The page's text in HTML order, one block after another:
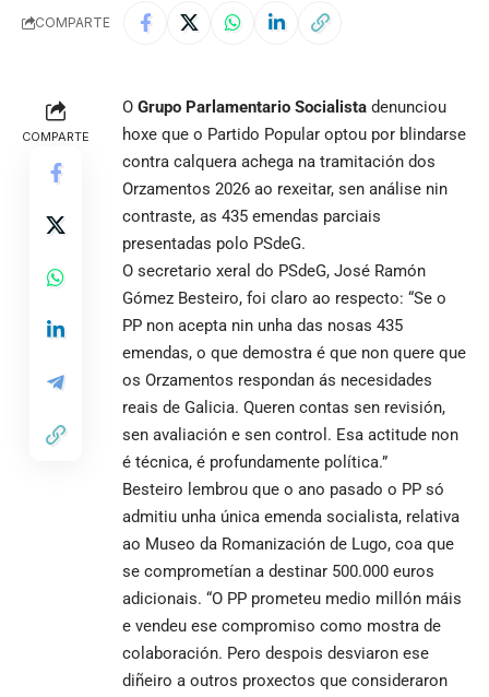
COMPARTE
COMPARTE
O Grupo Parlamentario Socialista denunciou
hoxe que o Partido Popular optou por blindarse
contra calquera achega na tramitación dos
Orzamentos 2026 ao rexeitar, sen análise nin
contraste, as 435 emendas parciais
presentadas polo PSdeG.
O secretario xeral do PSdeG, José Ramón
Gómez Besteiro, foi claro ao respecto: “Se o
PP non acepta nin unha das nosas 435
emendas, o que demostra é que non quere que
os Orzamentos respondan ás necesidades
reais de Galicia. Queren contas sen revisión,
sen avaliación e sen control. Esa actitude non
é técnica, é profundamente política.”
Besteiro lembrou que o ano pasado o PP só
admitiu unha única emenda socialista, relativa
ao Museo da Romanización de Lugo, coa que
se comprometían a destinar 500.000 euros
adicionais. “O PP prometeu medio millón máis
e vendeu ese compromiso como mostra de
colaboración. Pero despois desviaron ese
diñeiro a outros proxectos que consideraron